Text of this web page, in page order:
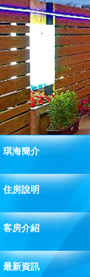
琪海簡介
住房說明
客房介紹
最新資訊